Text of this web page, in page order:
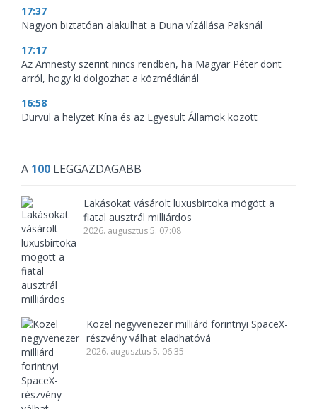
17:37
Nagyon biztatóan alakulhat a Duna vízállása Paksnál
17:17
Az Amnesty szerint nincs rendben, ha Magyar Péter dönt
arról, hogy ki dolgozhat a közmédiánál
16:58
Durvul a helyzet Kína és az Egyesült Államok között
A 100 LEGGAZDAGABB
Lakásokat vásárolt luxusbirtoka mögött a
fiatal ausztrál milliárdos
2026. augusztus 5. 07:08
Közel negyvenezer milliárd forintnyi SpaceX-
részvény válhat eladhatóvá
2026. augusztus 5. 06:35